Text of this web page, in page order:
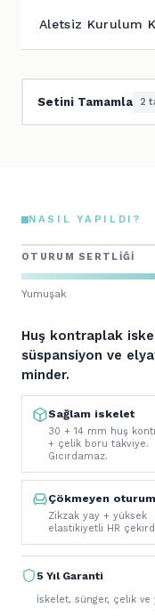
Aletsiz Kurulum
Setini Tamamla 2
NASIL YAPILDI?
Huş kontraplak
süspansiyon ve
minder.
Sağlam iskelet
30 + 14 mm huş
+ çelik boru takviye.
Gıcırdamaz.
Çökmeyen oturum
Zikzak yay + yüksek
elastikiyetli HR
5 Yıl Garanti
İskelet, sünger, çelik ve
OTURUM SERTLIĞI
Yumuşak